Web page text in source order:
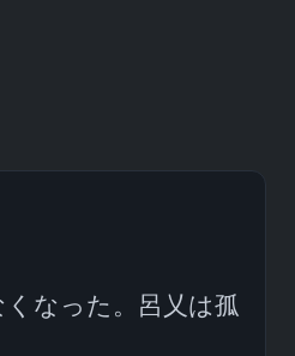
なった。呂乂は孤